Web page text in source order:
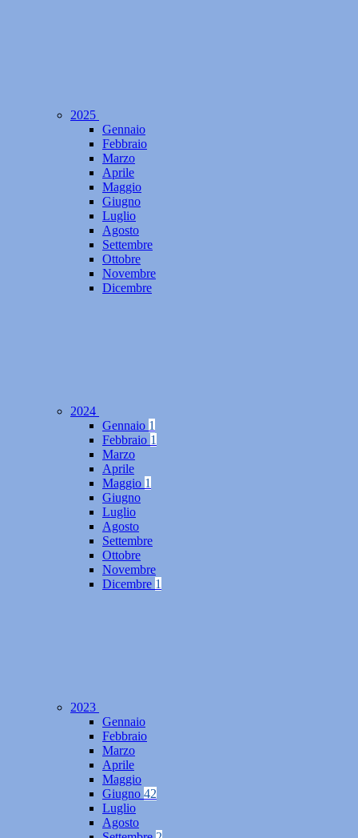
2025
Gennaio
Febbraio
Marzo
Aprile
Maggio
Giugno
Luglio
Agosto
Settembre
Ottobre
Novembre
Dicembre
2024
Gennaio 1
Febbraio 1
Marzo
Aprile
Maggio 1
Giugno
Luglio
Agosto
Settembre
Ottobre
Novembre
Dicembre 1
2023
Gennaio
Febbraio
Marzo
Aprile
Maggio
Giugno 42
Luglio
Agosto